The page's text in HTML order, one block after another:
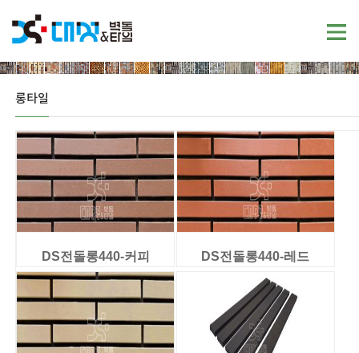
롱타일
DS전돌롱440-커피 DS전돌롱440-레드